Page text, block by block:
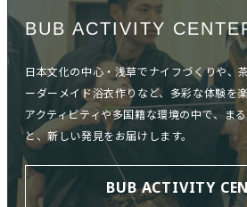
BUB ACTIVITY
日本文化の中心・浅草でナイフづくりや、
ーダーメイド浴衣作りなど、多彩な体験を
アクティビティや多国籍な環境の中で、ま
と、新しい発見をお届けします。
BUB ACTIVITY